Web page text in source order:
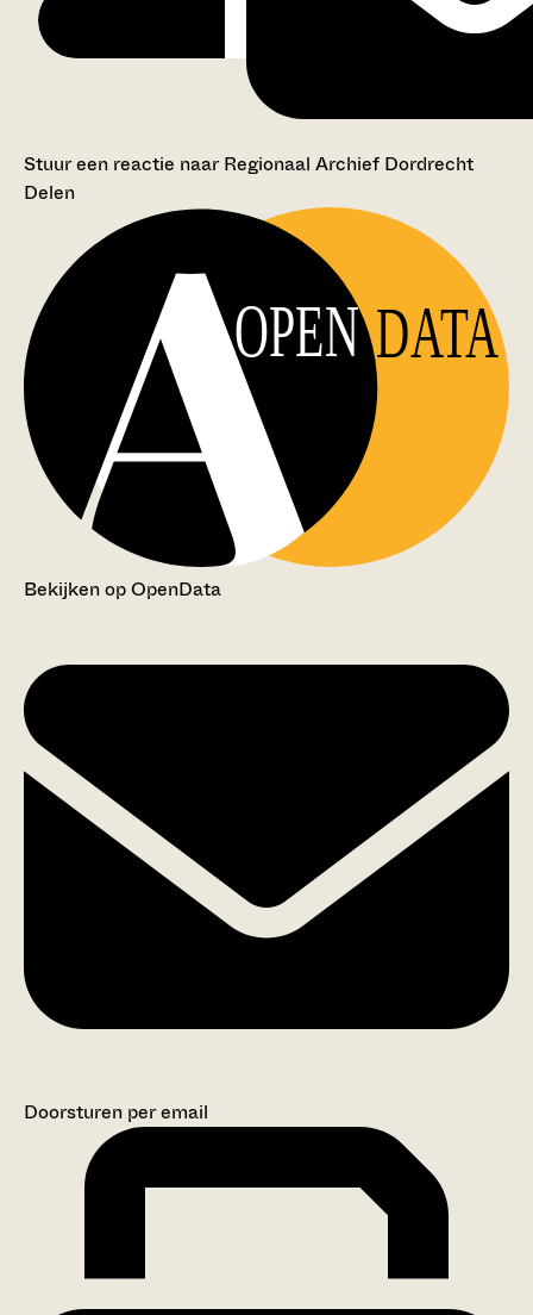
Stuur een reactie naar Regionaal Archief Dordrecht
Delen
OPEN DATA
Bekijken op OpenData
Doorsturen per email